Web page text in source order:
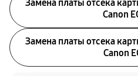
Замена платы отсека
Canon
Замена платы отсека
Canon